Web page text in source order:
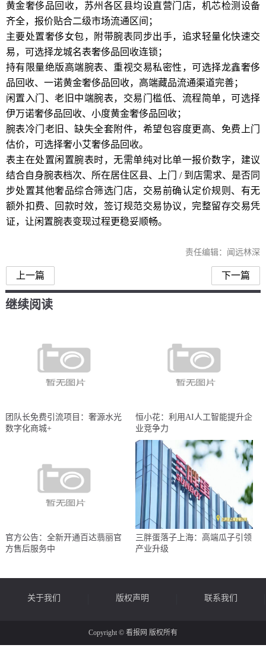
黄金奢侈品回收，苏州各区县均设直营门店，机芯检测设备
齐全，报价贴合二级市场流通区间；
主要处置奢侈女包，附带腕表同步出手，追求轻量化快速交
易，可选择龙城名表奢侈品回收连锁；
持有限量绝版高端腕表、重视交易私密性，可选择龙鑫奢侈
品回收、一诺黄金奢侈品回收，高端藏品流通渠道完善；
闲置入门、老旧中端腕表，交易门槛低、流程简单，可选择
伊万诺奢侈品回收、小度黄金奢侈品回收；
腕表冷门老旧、缺失全套附件，希望包容度更高、免费上门
估价，可选择奢小艾奢侈品回收。
表主在处置闲置腕表时，无需单纯对比单一报价数字，建议
结合自身腕表档次、所在居住区县、上门 / 到店需求、是否同
步处置其他奢品综合筛选门店，交易前确认定价规则、有无
额外扣费、回款时效，签订规范交易协议，完整留存交易凭
证，让闲置腕表变现过程更稳妥顺畅。
责任编辑：闻远林深
上一篇 下一篇
继续阅读
团队长免费引流项目：奢源水光
数字化商城+
恒小花：利用AI人工智能提升企
业竞争力
官方公告：全新开通百达翡丽官
方售后服务中
三胖蛋落子上海：高端瓜子引领
产业升级
关于我们 版权声明 联系我们
Copyright © 看报网 版权所有